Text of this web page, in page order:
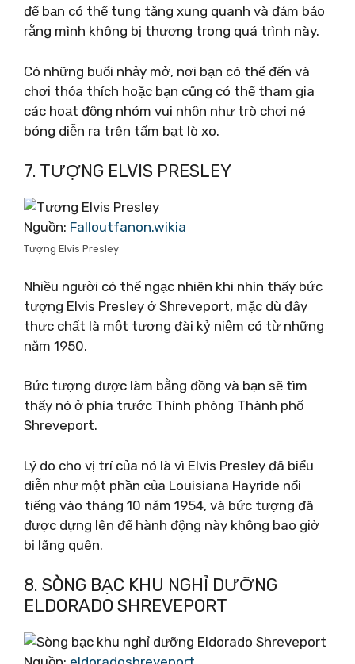
để bạn có thể tung tăng xung quanh và đảm bảo
rằng mình không bị thương trong quá trình này.
Có những buổi nhảy mở, nơi bạn có thể đến và
chơi thỏa thích hoặc bạn cũng có thể tham gia
các hoạt động nhóm vui nhộn như trò chơi né
bóng diễn ra trên tấm bạt lò xo.
7. TƯỢNG ELVIS PRESLEY
Nguồn: Falloutfanon.wikia
Tượng Elvis Presley
Nhiều người có thể ngạc nhiên khi nhìn thấy bức
tượng Elvis Presley ở Shreveport, mặc dù đây
thực chất là một tượng đài kỷ niệm có từ những
năm 1950.
Bức tượng được làm bằng đồng và bạn sẽ tìm
thấy nó ở phía trước Thính phòng Thành phố
Shreveport.
Lý do cho vị trí của nó là vì Elvis Presley đã biểu
diễn như một phần của Louisiana Hayride nổi
tiếng vào tháng 10 năm 1954, và bức tượng đã
được dựng lên để hành động này không bao giờ
bị lãng quên.
8. SÒNG BẠC KHU NGHỈ DƯỠNG
ELDORADO SHREVEPORT